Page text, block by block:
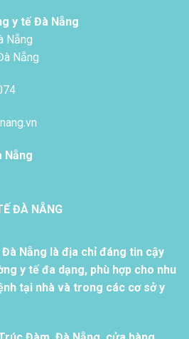
y tế Đà Nẵng
Nẵng
Nẵng
Nẵng
ĐÀ NẴNG
Nẵng là địa chỉ đáng tin cậy
y tế đa dạng, phù hợp cho nhu
tại nhà và trong các cơ sở y